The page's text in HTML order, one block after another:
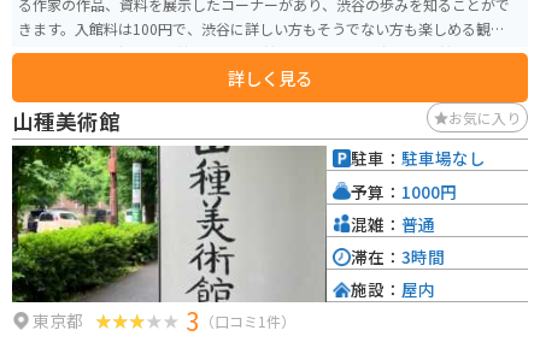
る作家の作品、資料を展示したコーナーがあり、渋谷の歩みを知ることがで
きます。入館料は100円で、渋谷に詳しい方もそうでない方も楽しめる観光ス
ポットです。「郷土博物館」と「文学館」があります。 郷土博物館では、渋
谷区の旧石器時代から現代に至るまでの歴史や民俗、考古学に関する展示が
充実しており、地域の変遷を詳しく知ることができます。特に、渋谷区の発
展過程や文化遺産についての展示が見どころです。 文学館では、渋谷区にゆ
かりのある作家や文学作品が紹介されており、文学史における渋谷区の重要
性を感じることができます。展示物には、作家の原稿や初版本、関連資料な
どが含まれており、文学好きにとっても魅力的です。
詳しく見る
山種美術館 お気に入り
東京都 3 （口コミ1件）
駐車： 駐車場なし
予算： 1000円
混雑： 普通
滞在： 3時間
施設： 屋内